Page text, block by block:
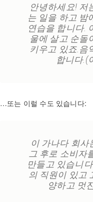
안녕하세요! 저
는 일을 하고 밤
연습을 합니다.
울에 살고 순돌
키우고 있죠.음
합니다.(
…또는 이럴 수도 있습니다:
이 가나다 회사
그 후로 소비자
만들고 있습니
의 직원이 있고
양하고 멋